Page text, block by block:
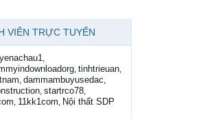
VIÊN TRỰC TUYẾN
,
, tinhtrieuan,
, dammambuyusedac,
, startrco78,
, 11kk1com, Nội thất SDP